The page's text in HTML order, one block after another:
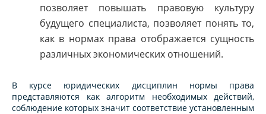
позволяет повышать правовую культуру
будущего специалиста, позволяет понять то,
как в нормах права отображается сущность
различных экономических отношений.
В курсе юридических дисциплин нормы права
представляются как алгоритм необходимых действий,
соблюдение которых значит соответствие установленным